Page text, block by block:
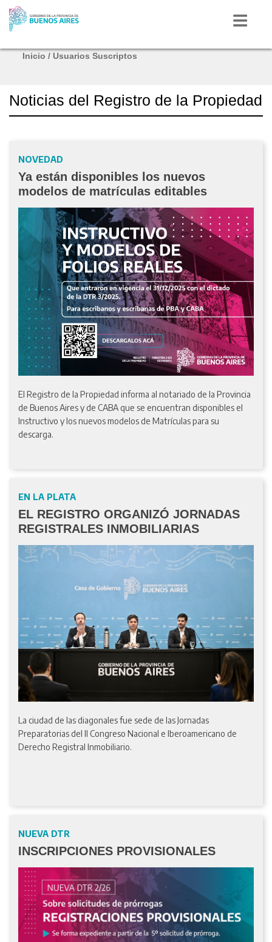
Autoridades
Radio
Provincia
Bicentenario
Inicio / Usuarios Suscriptos
Noticias del Registro de la Propiedad
NOVEDAD
Ya están disponibles los nuevos
modelos de matrículas editables
El Registro de la Propiedad informa al notariado de la Provincia
de Buenos Aires y de CABA que se encuentran disponibles el
Instructivo y los nuevos modelos de Matrículas para su
descarga.
EN LA PLATA
EL REGISTRO ORGANIZÓ JORNADAS
REGISTRALES INMOBILIARIAS
La ciudad de las diagonales fue sede de las Jornadas
Preparatorias del II Congreso Nacional e Iberoamericano de
Derecho Registral Inmobiliario.
NUEVA DTR
INSCRIPCIONES PROVISIONALES